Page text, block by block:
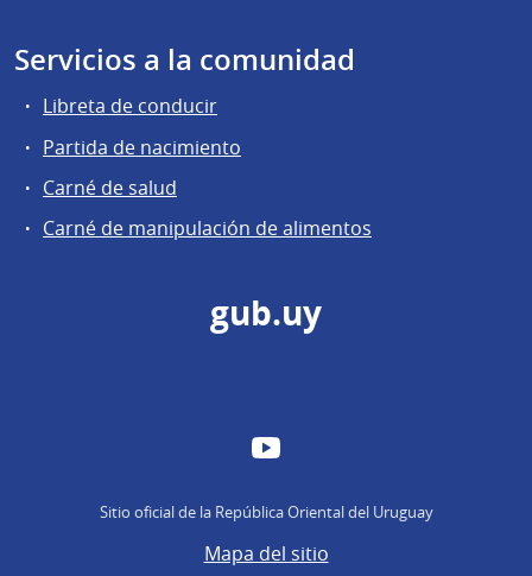
Servicios a la comunidad
Libreta de conducir
Partida de nacimiento
Carné de salud
Carné de manipulación de alimentos
gub.uy
YouTube
Sitio oficial de la República Oriental del Uruguay
Mapa del sitio